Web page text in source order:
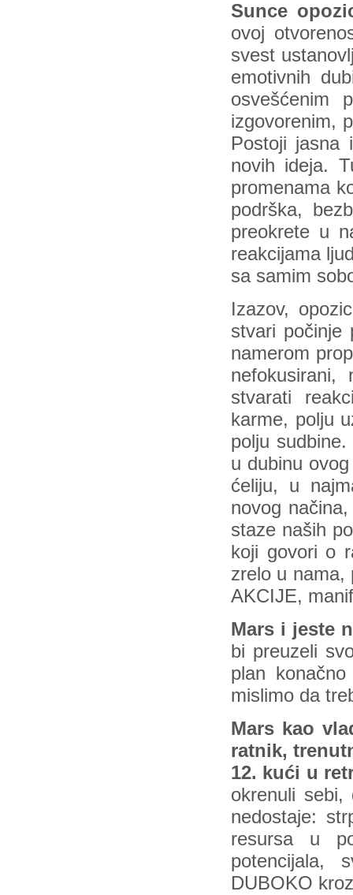
Sunce
ovoj
svest
emotivnih
osvešćenim
izgovorenim,
Postoji jasna
novih ideja.
promenama
podrška,
preokrete u
reakcijama
sa samim
Izazov,
stvari počinje
namerom
nefokusirani,
stvarati
karme, polju
polju
u dubinu
ćeliju, u
novog
staze naših
koji govori o
zrelo u nama,
AKCIJE,
Mars i jeste
bi preuzeli
plan
mislimo da
Mars kao
ratnik,
12. kući u
okrenuli
nedostaje:
resursa u
potencijala,
DUBOKO